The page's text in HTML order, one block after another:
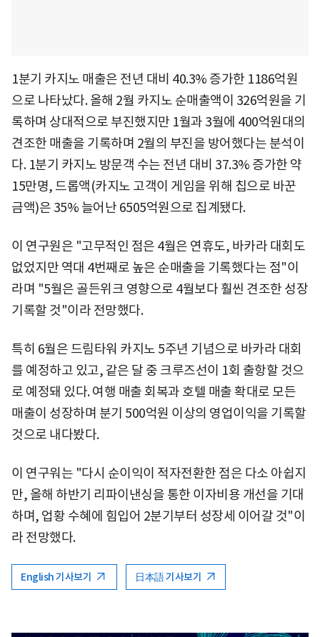
1분기 카지노 매출은 전년 대비 40.3% 증가한 1186억원
으로 나타났다. 올해 2월 카지노 순매출액이 326억원을 기
록하며 상대적으로 부진했지만 1월과 3월에 400억원대의
견조한 매출을 기록하며 2월의 부진을 방어했다는 분석이
다. 1분기 카지노 방문객 수는 전년 대비 37.3% 증가한 약
15만명, 드롭액(카지노 고객이 게임을 위해 칩으로 바꾼
금액)은 35% 늘어난 6505억원으로 집계됐다.
이 연구원은 "고무적인 점은 4월은 연휴도, 바카라 대회도
없었지만 역대 4번째로 높은 순매출을 기록했다는 점"이
라며 "5월은 골든위크 영향으로 4월보다 훨씬 견조한 성장
기록할 것"이라 전망했다.
특히 6월은 드림타워 카지노 5주년 기념으로 바카라 대회
를 예정하고 있고, 같은 달 중 크루즈선이 1회 출항할 것으
로 예정돼 있다. 여행 매출 회복과 호텔 매출 확대로 모든
매출이 성장하며 분기 500억원 이상의 영업이익을 기록할
것으로 내다봤다.
이 연구워는 "다시 순이익이 적자전환한 점은 다소 아쉽지
만, 올해 하반기 리파이낸싱을 통한 이자비용 개선을 기대
하며, 업황 수혜에 힘입어 2분기부터 성장세 이어갈 것"이
라 전망했다.
English 기사보기 日本語 기사보기